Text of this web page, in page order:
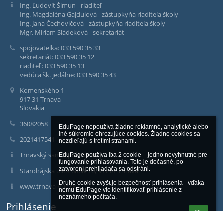
EduPage nepoužíva žiadne reklamné, analytické alebo
iné súkromie ohrozujúce cookies. Žiadne cookies sa
nezdieľajú s tretími stranami.
EduPage používa iba 2 cookie – jedno nevyhnutné pre
fungovanie prihlasovania. Toto je dočasné, po
zatvorení prehliadača sa odstráni.
Druhé cookie zvyšuje bezpečnosť prihlásenia - vďaka
nemu EduPage vie identifikovať prihlásenie z
neznámeho počítača.
Ing. Ľudovít Šimun - riaditeľ
Ing. Magdaléna Gajdulová - zástupkyňa riaditeľa školy
Ing. Jana Čechovičová - zástupkyňa riaditeľa školy
Mgr. Miriam Sládeková - sekretariát
spojovateľka: 033 590 35 33
sekretariát: 033 590 35 12
riaditeľ : 033 590 35 13
vedúca šk. jedálne: 033 590 35 43
Komenského 1
917 31 Trnava
Slovakia
36082058
2021417541
Trnavský samosprávny kraj
Starohájska ulica 6868/10, 917 01 Trnava
www.trnava-vuc.sk
Prihlásenie